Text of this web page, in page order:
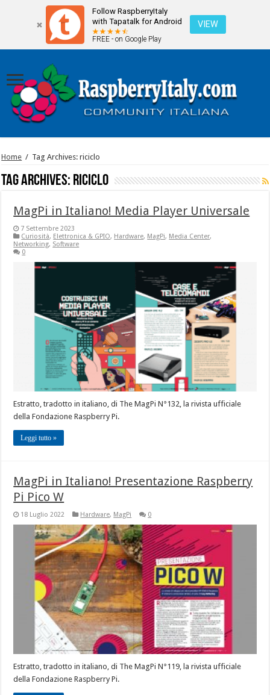
Follow RaspberryItaly
with Tapatalk for Android
FREE - on Google Play
VIEW
Home / Tag Archives: riciclo
Tag Archives: riciclo
MagPi in Italiano! Media Player Universale
7 Settembre 2023
Curiosità, Elettronica & GPIO, Hardware, MagPi, Media Center,
Networking, Software
0
Estratto, tradotto in italiano, di The MagPi N°132, la rivista ufficiale
della Fondazione Raspberry Pi.
Leggi tutto »
MagPi in Italiano! Presentazione Raspberry
Pi Pico W
18 Luglio 2022 Hardware, MagPi 0
Estratto, tradotto in italiano, di The MagPi N°119, la rivista ufficiale
della Fondazione Raspberry Pi.